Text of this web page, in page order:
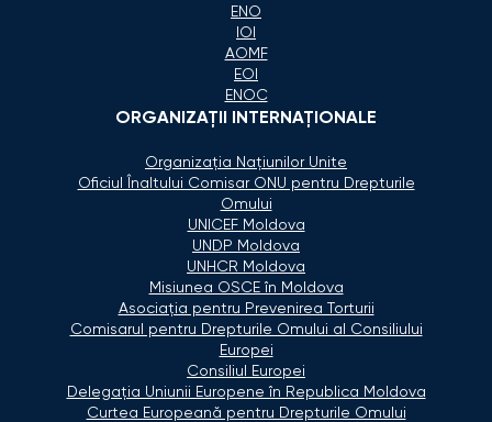
ENO
IOI
AOMF
EOI
ENOC
ORGANIZAŢII INTERNAŢIONALE
Organizaţia Naţiunilor Unite
Oficiul Înaltului Comisar ONU pentru Drepturile
Omului
UNICEF Moldova
UNDP Moldova
UNHCR Moldova
Misiunea OSCE în Moldova
Asociaţia pentru Prevenirea Torturii
Comisarul pentru Drepturile Omului al Consiliului
Europei
Consiliul Europei
Delegaţia Uniunii Europene în Republica Moldova
Curtea Europeană pentru Drepturile Omului